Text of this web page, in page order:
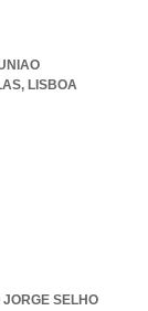
, LISBOA
JORGE SELHO